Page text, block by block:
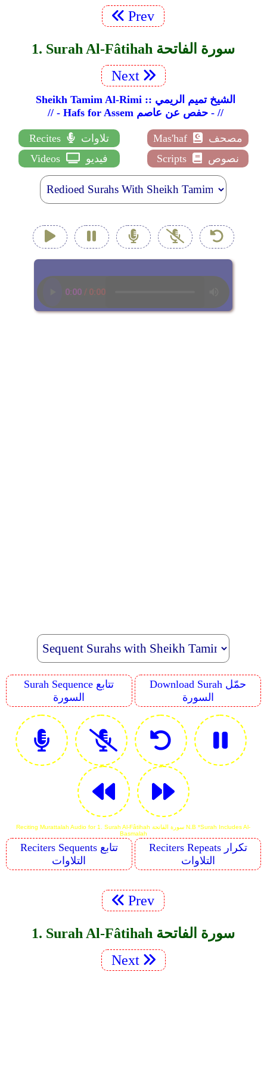
Prev
1. Surah Al-Fâtihah سورة الفاتحة
Next
Sheikh Tamim Al-Rimi :: الشيخ تميم الريمي
// - Hafs for Assem حفص عن عاصم - //
Recites تلاوات Mas'haf
مصحف
Videos
فيديو Scripts نصوص
Surah Sequence تتابع
السورة
Download Surah حمّل
السورة
Reciting Murattalah Audio for 1. Surah Al-Fâtihah سورة الفاتحة N.B *Surah Includes Al-
Basmalah
Reciters Sequents تتابع
التلاوات
Reciters Repeats تكرار
التلاوات
Prev
1. Surah Al-Fâtihah سورة الفاتحة
Next